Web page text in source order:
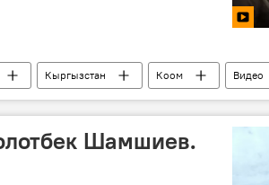
Кыргызстан Коом
Видео
коштошуу
Шамшиев.